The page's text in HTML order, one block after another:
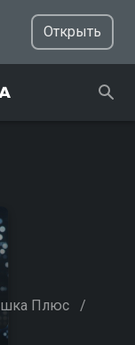
Открыть
Плюс /